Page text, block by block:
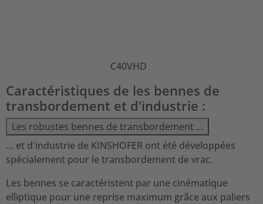
C40VHD
Caractéristiques de les bennes de
transbordement et d'industrie :
Les robustes bennes de transbordement …
… et d'industrie de KINSHOFER ont été développées
spécialement pour le transbordement de vrac.
Les bennes se caractéristent par une cinématique
elliptique pour une reprise maximum grâce aux paliers